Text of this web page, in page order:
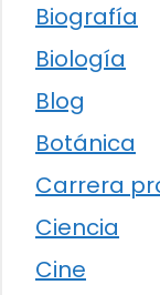
Biografía
Biología
Blog
Botánica
Carrera
Ciencia
Cine